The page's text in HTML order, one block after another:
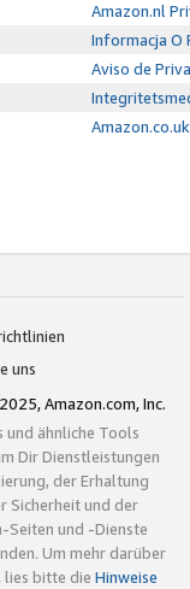
Amazon.nl
Informacja O
Aviso de
uns
Amazon.com, Inc.
und ähnliche Tools
Dir Dienstleistungen
der Erhaltung
Sicherheit und der
Seiten und -Dienste
Um mehr darüber
lies bitte die Hinweise